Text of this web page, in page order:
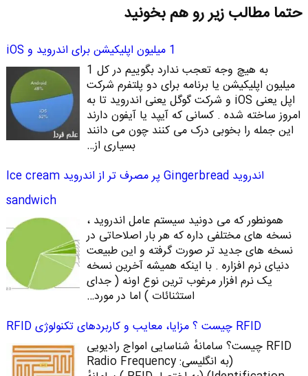
حتما مطالب زیر رو هم بخونید
1 میلیون اپلیکیشن برای اندروید و iOS
به هیچ وجه تعجب ندارد بگوییم در کل 1
میلیون اپلیکیشن یا برنامه برای دو پلتفرم شرکت
اپل یعنی iOS و شرکت گوگل یعنی اندروید تا به
امروز ساخته شده . کسانی که آیپد یا آیفون دارند
این جمله را بخوبی درک می کنند چون می دانند
بسیاری از…
اندروید Gingerbread پر مصرف تر از اندروید Ice cream
sandwich
همونطور که می دونید سیستم عامل اندروید ،
نسخه های مختلفی داره که هر بار اصلاحاتی در
نسخه های جدید تر صورت گرفته و این طبیعت
دنیای نرم افزاره . با اینکه همیشه آخرین نسخه
یک نرم افزار مرغوب ترین نوع اونه ( جدای
استثنائات ) اما در مورد…
RFID چیست ؟ مزایا، معایب و کاربردهای تکنولوژی RFID
RFID چیست؟ سامانهٔ شناسایی امواج رادیویی
(به انگلیسی: Radio Frequency